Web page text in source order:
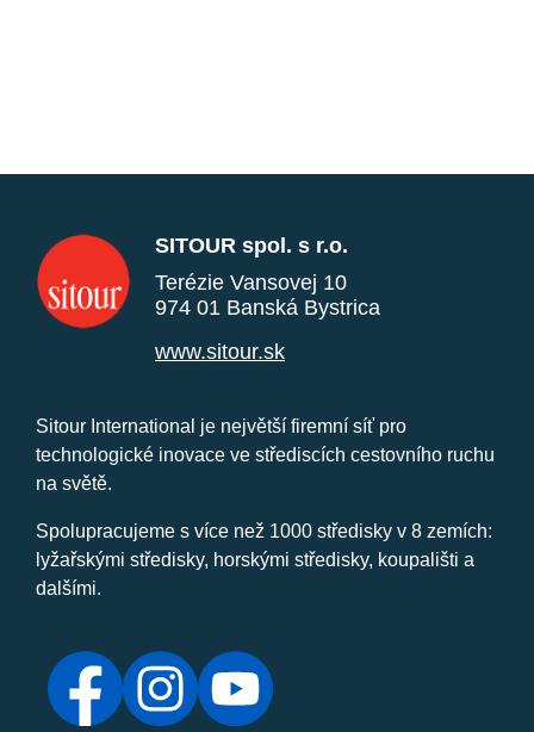
SITOUR spol. s r.o.
Terézie Vansovej 10
974 01 Banská Bystrica
www.sitour.sk
Sitour International je největší firemní síť pro
technologické inovace ve střediscích cestovního ruchu
na světě.
Spolupracujeme s více než 1000 středisky v 8 zemích:
lyžařskými středisky, horskými středisky, koupališti a
dalšími.